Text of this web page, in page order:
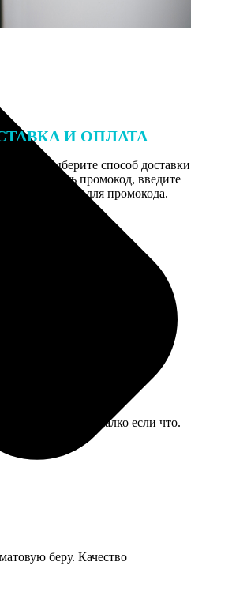
И ОПЛАТА
адрес и выберите способ доставки
Если у вас есть промокод, введите
поле для промокода.
самое то, не жалко если что.
беру. Качество